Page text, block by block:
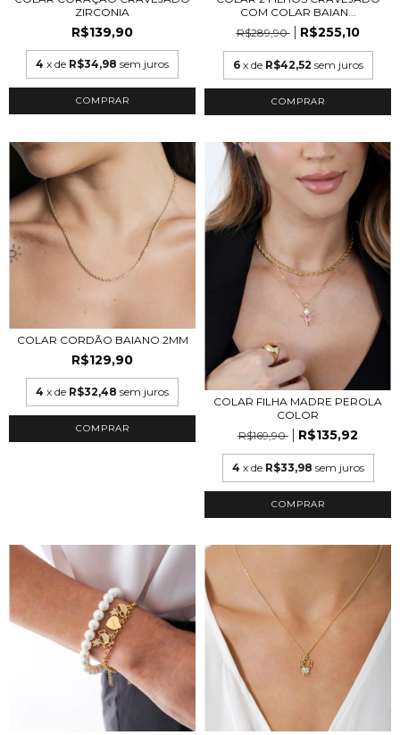
ZIRCONIA
R$139,90
4 x de R$34,98 sem juros
COMPRAR
COM COLAR BAIAN...
R$289,90
R$255,10
6 x de R$42,52 sem juros
COMPRAR
COLAR CORDÃO BAIANO 2MM
R$129,90
4 x de R$32,48 sem juros
COMPRAR
COLAR FILHA MADRE PEROLA
COLOR
R$169,90
R$135,92
4 x de R$33,98 sem juros
COMPRAR